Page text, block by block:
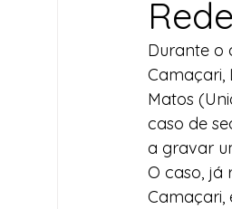
Desenvolvimento
Imprensa
Nota de Pesar
Durante o
Camaçari,
Matos
caso de
a gravar
O caso, já
Camaçari,